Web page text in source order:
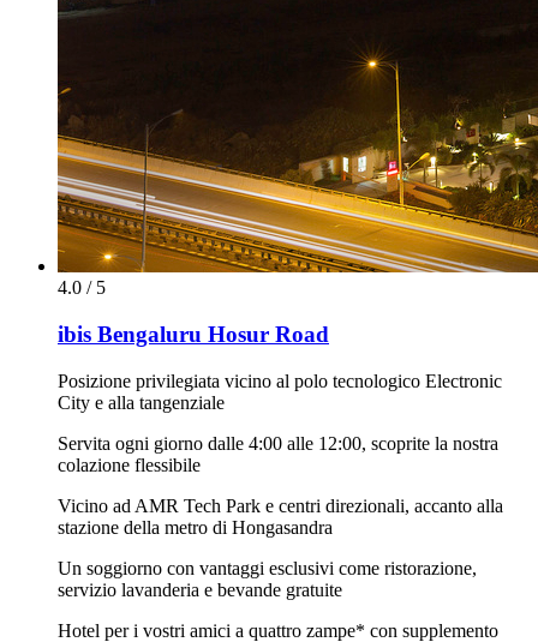
4.0 / 5
ibis Bengaluru Hosur Road
Posizione privilegiata vicino al polo tecnologico Electronic
City e alla tangenziale
Servita ogni giorno dalle 4:00 alle 12:00, scoprite la nostra
colazione flessibile
Vicino ad AMR Tech Park e centri direzionali, accanto alla
stazione della metro di Hongasandra
Un soggiorno con vantaggi esclusivi come ristorazione,
servizio lavanderia e bevande gratuite
Hotel per i vostri amici a quattro zampe* con supplemento